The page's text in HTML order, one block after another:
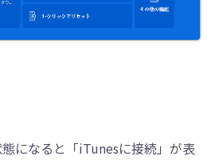
になると「iTunesに接続」が表